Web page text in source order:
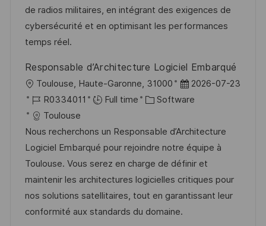
a
t
e
r
y
de radios militaires, en intégrant des exigences de
cybersécurité et en optimisant les performances
temps réel.
Responsable d’Architecture Logiciel Embarqué
L
o
c
a
t
i
o
n
Toulouse, Haute-Garonne, 31000
P
o
t
e
d
D
a
t
2026-07-23
J
o
b
I
d
R0334011 Full time
C
t
e
g
o
r
y
Software
Toulouse
Nous recherchons un Responsable d’Architecture
Logiciel Embarqué pour rejoindre notre équipe à
Toulouse. Vous serez en charge de définir et
maintenir les architectures logicielles critiques pour
nos solutions satellitaires, tout en garantissant leur
conformité aux standards du domaine.